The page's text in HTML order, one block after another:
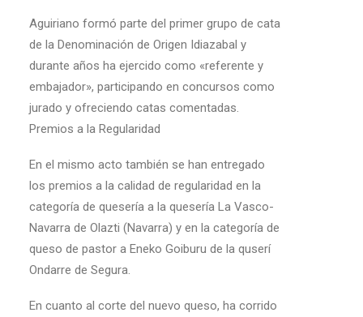
Aguiriano formó parte del primer grupo de cata
de la Denominación de Origen Idiazabal y
durante años ha ejercido como «referente y
embajador», participando en concursos como
jurado y ofreciendo catas comentadas.
Premios a la Regularidad
En el mismo acto también se han entregado
los premios a la calidad de regularidad en la
categoría de quesería a la quesería La Vasco-
Navarra de Olazti (Navarra) y en la categoría de
queso de pastor a Eneko Goiburu de la quserí
Ondarre de Segura.
En cuanto al corte del nuevo queso, ha corrido